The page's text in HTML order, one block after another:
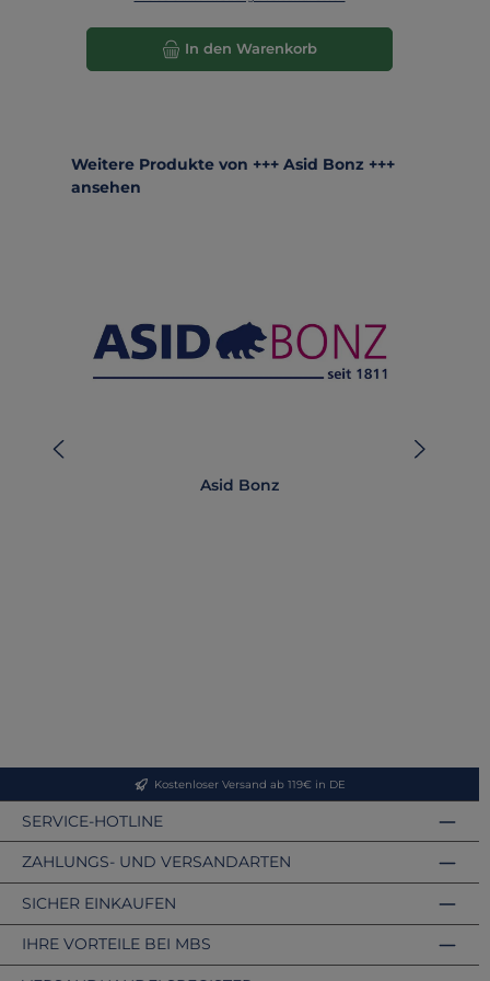
In den Warenkorb
Produktgalerie überspringen
Weitere Produkte von +++ Asid Bonz +++
ansehen
Asid Bonz
Kostenloser Versand ab 119€ in DE
SERVICE-HOTLINE
ZAHLUNGS- UND VERSANDARTEN
SICHER EINKAUFEN
IHRE VORTEILE BEI MBS